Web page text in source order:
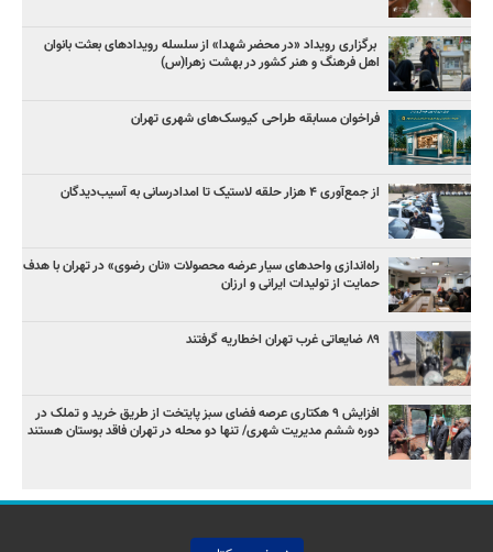
برگزاری رویداد «در محضر شهدا» از سلسله رویدادهای بعثت بانوان
اهل فرهنگ و هنر کشور در بهشت زهرا(س)
فراخوان مسابقه طراحی کیوسک‌های شهری تهران
از جمع‌آوری ۴ هزار حلقه لاستیک تا امدادرسانی به آسیب‌دیدگان
راه‌اندازی واحدهای سیار عرضه محصولات «نان رضوی» در تهران با هدف
حمایت از تولیدات ایرانی و ارزان
۸۹ ضایعاتی غرب تهران اخطاریه گرفتند
افزایش ۹ هکتاری عرصه فضای سبز پایتخت از طریق خرید و تملک در
دوره ششم مدیریت شهری/ تنها دو محله در تهران فاقد بوستان هستند